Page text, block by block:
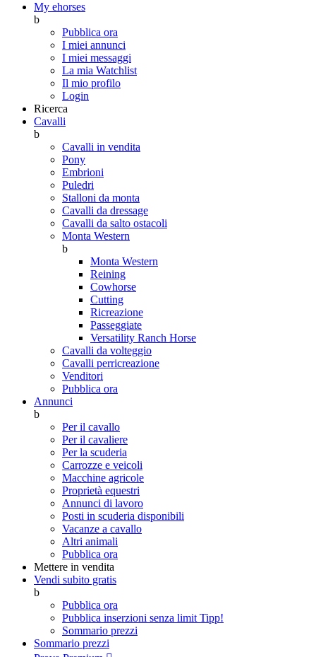
My ehorses
b
Pubblica ora
I miei annunci
I miei messaggi
La mia Watchlist
Il mio profilo
Login
Ricerca
Cavalli
b
Cavalli in vendita
Pony
Embrioni
Puledri
Stalloni da monta
Cavalli da dressage
Cavalli da salto ostacoli
Monta Western
b
Monta Western
Reining
Cowhorse
Cutting
Ricreazione
Passeggiate
Versatility Ranch Horse
Cavalli da volteggio
Cavalli perricreazione
Venditori
Pubblica ora
Annunci
b
Per il cavallo
Per il cavaliere
Per la scuderia
Carrozze e veicoli
Macchine agricole
Proprietà equestri
Annunci di lavoro
Posti in scuderia disponibili
Vacanze a cavallo
Altri animali
Pubblica ora
Mettere in vendita
Vendi subito gratis
b
Pubblica ora
Pubblica inserzioni senza limit Tipp!
Sommario prezzi
Sommario prezzi